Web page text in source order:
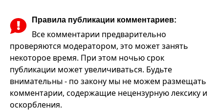
Правила публикации комментариев:
Все комментарии предварительно
проверяются модератором, это может занять
некоторое время. При этом ночью срок
публикации может увеличиваться. Будьте
внимательны - по закону мы не можем размещать
комментарии, содержащие нецензурную лексику и
оскорбления.